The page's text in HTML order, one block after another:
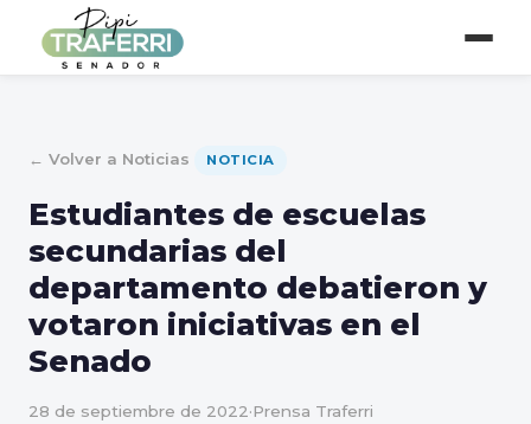
← Volver a Noticias NOTICIA
Estudiantes de escuelas
secundarias del
departamento debatieron y
votaron iniciativas en el
Senado
28 de septiembre de 2022·Prensa Traferri